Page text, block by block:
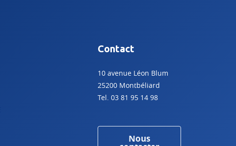
Contact
10 avenue Léon Blum
25200 Montbéliard
Tel. 03 81 95 14 98
Nous